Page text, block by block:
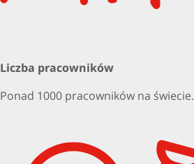
Liczba pracowników
Ponad 1000 pracowników na świecie.